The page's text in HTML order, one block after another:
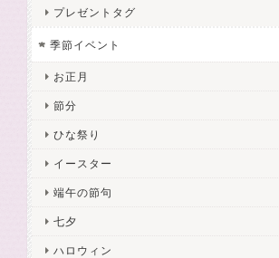
プレゼントタグ
季節イベント
お正月
節分
ひな祭り
イースター
端午の節句
七夕
ハロウィン